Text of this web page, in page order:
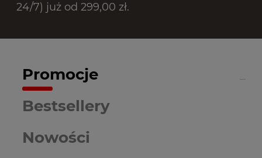
24/7) już od 299,00 zł.
Promocje
Nowości
Bestsellery